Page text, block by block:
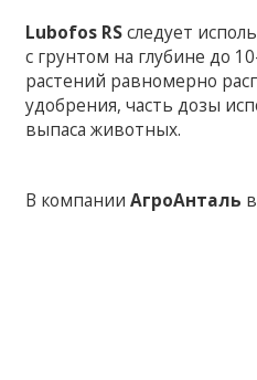
Lubofos RSследует
с грунтом на глубине до
растений равномерно
удобрения, часть дозы
выпаса животных.
В компанииАгроАнталь